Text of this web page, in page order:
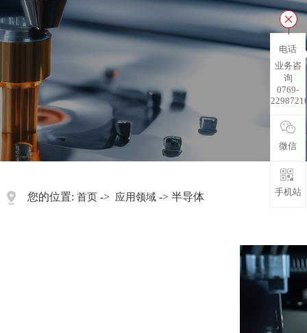
您的位置: 首页 -> 应用领域 -> 半导体
电话
业务咨
询
0769-
微信
手机站